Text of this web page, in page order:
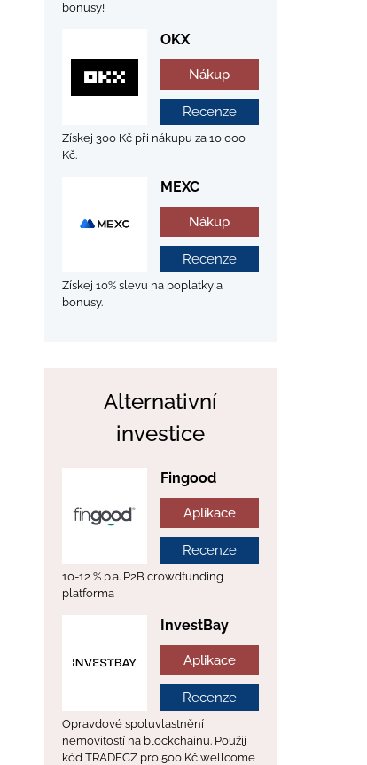
bonusy!
OKX
Nákup
Recenze
Získej 300 Kč při nákupu za 10 000
Kč.
MEXC
Nákup
Recenze
Získej 10% slevu na poplatky a
bonusy.
Alternativní
investice
Fingood
Aplikace
Recenze
10-12 % p.a. P2B crowdfunding
platforma
InvestBay
Aplikace
Recenze
Opravdové spoluvlastnění
nemovitostí na blockchainu. Použij
kód TRADECZ pro 500 Kč wellcome